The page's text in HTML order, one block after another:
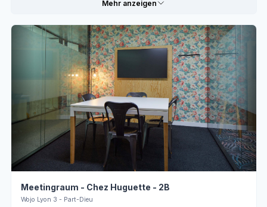
Donnerstag 08:00 - 13:00 13:00 - 18:00
08:00 - 13:00 13:00 - 18:00
Samstag Geschlossen
Sonntag Geschlossen
Mehr anzeigen
Praktische Informationen
Mit Kredit
zahlbar
Flipchart
Klimaanlage
LCD-
Bildschirm
Rechteckige
Tische
Personnel
d'accueil
Mit Kredit
zahlbar
Tisch-
Meetingraum - Chez Huguette - 2B
Wojo Lyon 3 - Part-Dieu